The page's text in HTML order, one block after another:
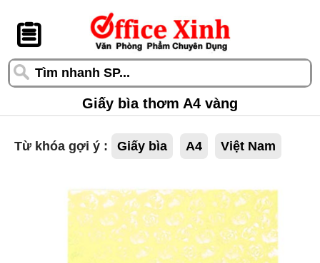
󰆎
Giấy bìa thơm A4 vàng
Từ khóa gợi ý : Giấy bìa A4 Việt Nam